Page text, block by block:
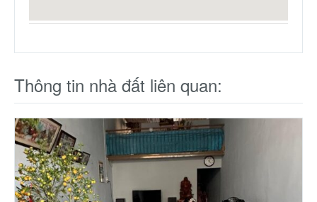
Thông tin nhà đất liên quan: